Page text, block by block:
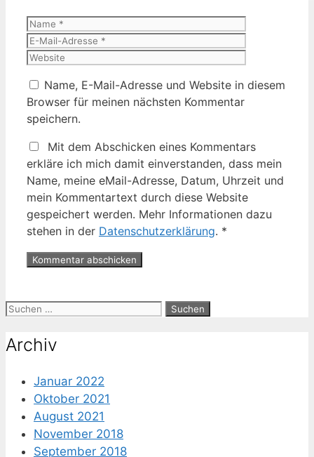
Name
Name, E-Mail-Adresse und Website in diesem
Browser für meinen nächsten Kommentar
speichern.
Mit dem Abschicken eines Kommentars
erkläre ich mich damit einverstanden, dass mein
Name, meine eMail-Adresse, Datum, Uhrzeit und
mein Kommentartext durch diese Website
gespeichert werden. Mehr Informationen dazu
stehen in der Datenschutzerklärung. *
Suche
Archiv
Januar 2022
Oktober 2021
August 2021
November 2018
September 2018